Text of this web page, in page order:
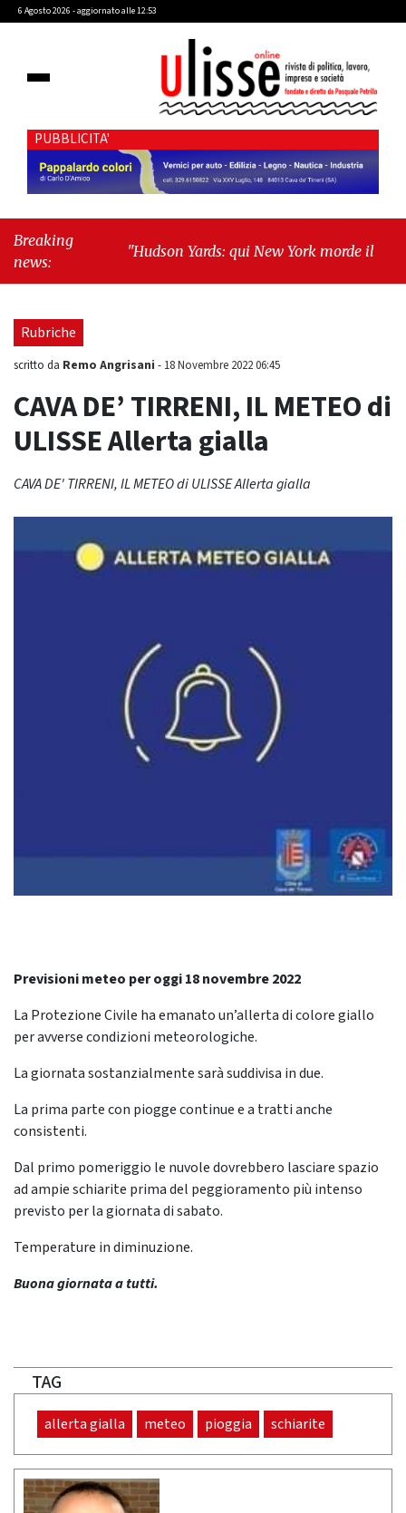
6 Agosto 2026 - aggiornato alle 12:53
PUBBLICITA'
Breaking
news:
"Hudson Yards: qui New York morde il futuro"
Rubriche
scritto da Remo Angrisani - 18 Novembre 2022 06:45
CAVA DE’ TIRRENI, IL METEO di
ULISSE Allerta gialla
CAVA DE' TIRRENI, IL METEO di ULISSE Allerta gialla
Previsioni meteo per oggi 18 novembre 2022
La Protezione Civile ha emanato un’allerta di colore giallo
per avverse condizioni meteorologiche.
La giornata sostanzialmente sarà suddivisa in due.
La prima parte con piogge continue e a tratti anche
consistenti.
Dal primo pomeriggio le nuvole dovrebbero lasciare spazio
ad ampie schiarite prima del peggioramento più intenso
previsto per la giornata di sabato.
Temperature in diminuzione.
Buona giornata a tutti.
TAG
allerta gialla meteo pioggia schiarite